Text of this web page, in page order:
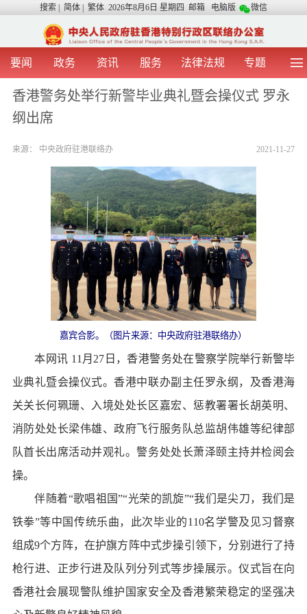
搜索 简体 繁体 2026年8月6日 星期四 邮箱 电脑版 微信
要闻 政务 资讯 服务 法律法规 专题
首 页 图 片 视 频 中央声音
我办动态
办证指引
香港警务处举行新警毕业典礼暨会操仪式 罗永
纲出席
2021-11-27
来源： 中央政府驻港联络办
嘉宾合影。（图片来源：中央政府驻港联络办）
本网讯 11月27日，香港警务处在警察学院举行新警毕
业典礼暨会操仪式。香港中联办副主任罗永纲，及香港海
关关长何珮珊、入境处处长区嘉宏、惩教署署长胡英明、
消防处处长梁伟雄、政府飞行服务队总监胡伟雄等纪律部
队首长出席活动并观礼。警务处处长萧泽颐主持并检阅会
操。
伴随着“歌唱祖国”“光荣的凯旋”“我们是尖刀，我们是
铁拳”等中国传统乐曲，此次毕业的110名学警及见习督察
组成9个方阵，在护旗方阵中式步操引领下，分别进行了持
枪行进、正步行进及队列分列式等步操展示。仪式旨在向
香港社会展现警队维护国家安全及香港繁荣稳定的坚强决